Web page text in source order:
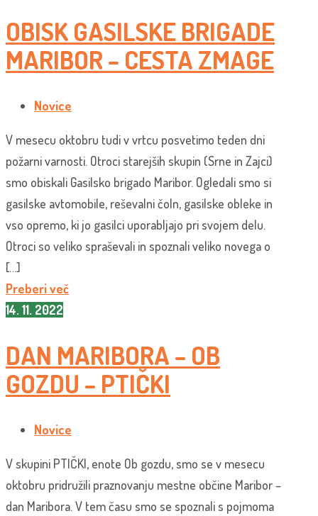
OBISK GASILSKE BRIGADE
MARIBOR – CESTA ZMAGE
Novice
V mesecu oktobru tudi v vrtcu posvetimo teden dni
požarni varnosti. Otroci starejših skupin (Srne in Zajci)
smo obiskali Gasilsko brigado Maribor. Ogledali smo si
gasilske avtomobile, reševalni čoln, gasilske obleke in
vso opremo, ki jo gasilci uporabljajo pri svojem delu.
Otroci so veliko spraševali in spoznali veliko novega o
[…]
Preberi več
14. 11. 2022
DAN MARIBORA – OB
GOZDU – PTIČKI
Novice
V skupini PTIČKI, enote Ob gozdu, smo se v mesecu
oktobru pridružili praznovanju mestne občine Maribor –
dan Maribora. V tem času smo se spoznali s pojmoma